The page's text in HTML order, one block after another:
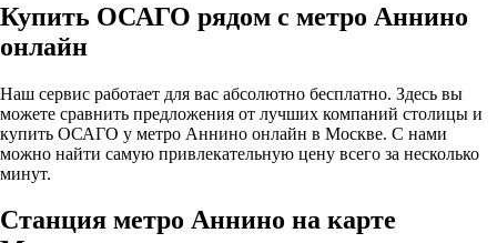
Купить ОСАГО рядом с метро Аннино
онлайн
Наш сервис работает для вас абсолютно бесплатно. Здесь вы
можете сравнить предложения от лучших компаний столицы и
купить ОСАГО у метро Аннино онлайн в Москве. С нами
можно найти самую привлекательную цену всего за несколько
минут.
Станция метро Аннино на карте